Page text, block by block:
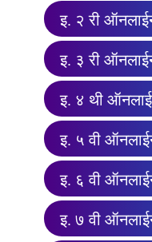
इ. २ री
इ. ३ री
इ. ४ थी
इ. ५ वी
इ. ६ वी
इ. ७ वी